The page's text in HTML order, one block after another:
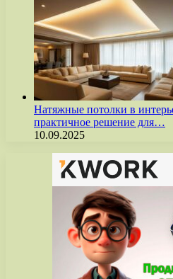
Натяжные потолки в
практичное решение для…
10.09.2025